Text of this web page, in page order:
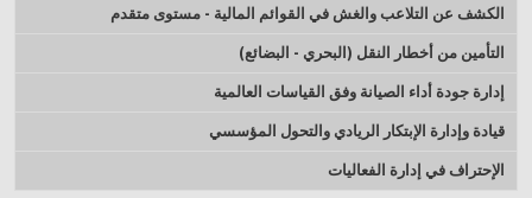
الكشف عن التلاعب والغش في القوائم المالية - مستوى متقدم
التأمين من أخطار النقل (البحري - البضائع)
إدارة جودة أداء الصيانة وفق القياسات العالمية
قيادة وإدارة الإبتكار الريادي والتحول المؤسسي
الإحتراف في إدارة الفعاليات